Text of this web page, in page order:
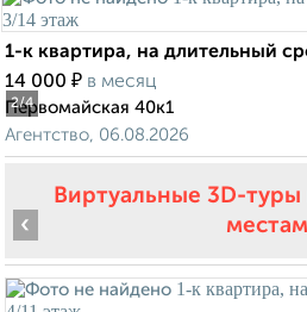
2/4
1-к квартира, на длительный
14 000 ₽ в месяц
Первомайская 40к1
Агентство, 06.08.2026
Виртуальные 3D-
местам
‹